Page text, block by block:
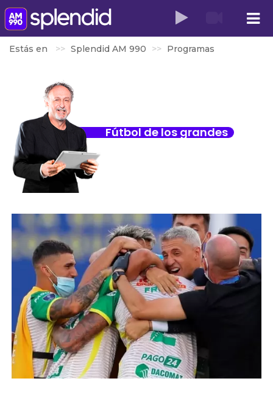
Estás en Splendid AM 990 Programas
Fútbol de los grandes